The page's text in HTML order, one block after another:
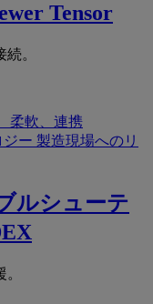
Tensor
。
柔軟、連携
ジー 製造現場へのリ
ルシューテ